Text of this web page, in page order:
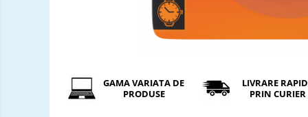
GAMA VARIATA DE
PRODUSE
LIVRARE
PRIN CURIER